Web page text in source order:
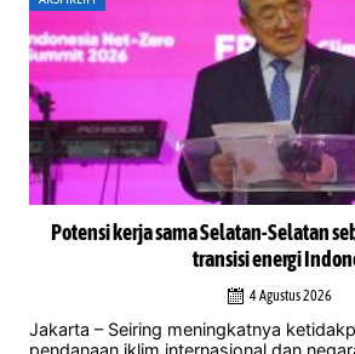
Potensi kerja sama Selatan-Selatan
transisi energi
4 Agustus 2026
Jakarta – Seiring meningkatnya